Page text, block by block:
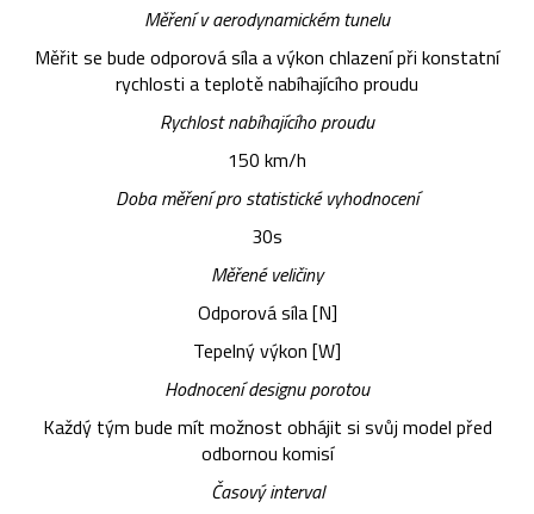
Měření v aerodynamickém tunelu
Měřit se bude odporová síla a výkon chlazení při konstatní
rychlosti a teplotě nabíhajícího proudu
Rychlost nabíhajícího proudu
150 km/h
Doba měření pro statistické vyhodnocení
30s
Měřené veličiny
Odporová síla [N]
Tepelný výkon [W]
Hodnocení designu porotou
Každý tým bude mít možnost obhájit si svůj model před
odbornou komisí
Časový interval